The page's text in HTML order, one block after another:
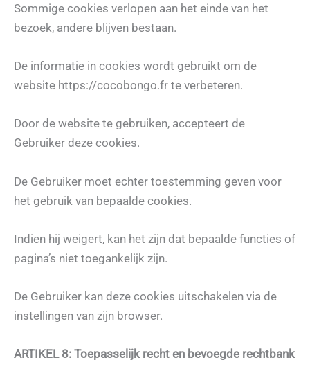
Sommige cookies verlopen aan het einde van het
bezoek, andere blijven bestaan.
De informatie in cookies wordt gebruikt om de
website https://cocobongo.fr te verbeteren.
Door de website te gebruiken, accepteert de
Gebruiker deze cookies.
De Gebruiker moet echter toestemming geven voor
het gebruik van bepaalde cookies.
Indien hij weigert, kan het zijn dat bepaalde functies of
pagina’s niet toegankelijk zijn.
De Gebruiker kan deze cookies uitschakelen via de
instellingen van zijn browser.
ARTIKEL 8: Toepasselijk recht en bevoegde rechtbank